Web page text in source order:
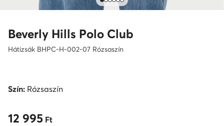
Beverly Hills Polo Club
Hátizsák BHPC-H-002-07 Rózsaszín
Szín: Rózsaszín
12 995 Ft
12 995 Ft